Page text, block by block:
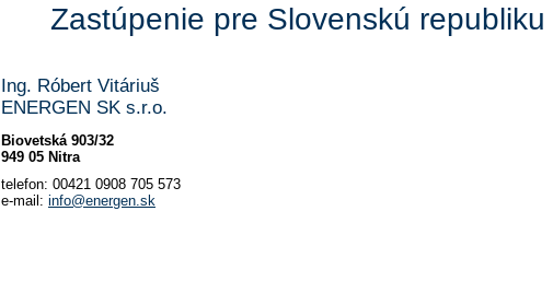
Zastúpenie pre Slovenskú republiku
Ing. Róbert Vitáriuš
ENERGEN SK s.r.o.
Biovetská 903/32
949 05 Nitra
telefon: 00421 0908 705 573
e-mail: info@energen.sk